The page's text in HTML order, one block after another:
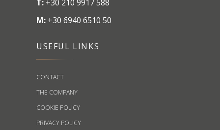
T: +30 210 9917 588
M: +30 6940 6510 50
USEFUL LINKS
CONTACT
THE COMPANY
COOKIE POLICY
PRIVACY POLICY